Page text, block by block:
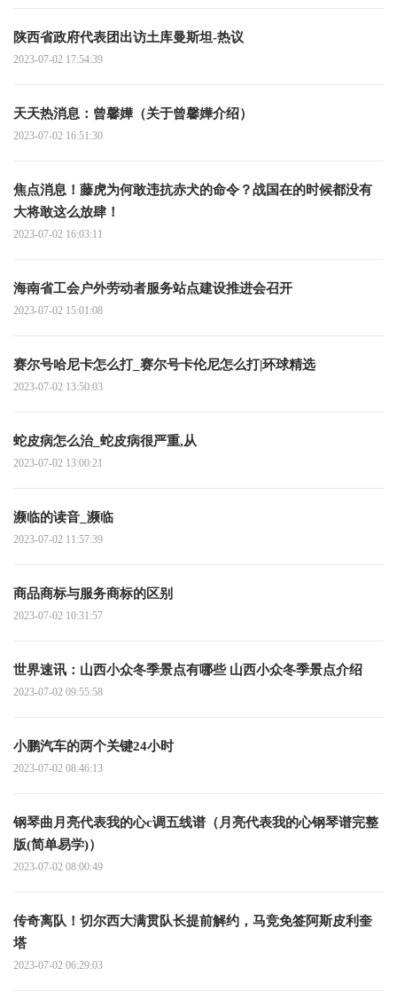
陕西省政府代表团出访土库曼斯坦-热议
2023-07-02 17:54:39
天天热消息：曾馨嬅（关于曾馨嬅介绍）
2023-07-02 16:51:30
焦点消息！藤虎为何敢违抗赤犬的命令？战国在的时候都没有
大将敢这么放肆！
2023-07-02 16:03:11
海南省工会户外劳动者服务站点建设推进会召开
2023-07-02 15:01:08
赛尔号哈尼卡怎么打_赛尔号卡伦尼怎么打|环球精选
2023-07-02 13:50:03
蛇皮病怎么治_蛇皮病很严重,从
2023-07-02 13:00:21
濒临的读音_濒临
2023-07-02 11:57:39
商品商标与服务商标的区别
2023-07-02 10:31:57
世界速讯：山西小众冬季景点有哪些 山西小众冬季景点介绍
2023-07-02 09:55:58
小鹏汽车的两个关键24小时
2023-07-02 08:46:13
钢琴曲月亮代表我的心c调五线谱（月亮代表我的心钢琴谱完整
版(简单易学)）
2023-07-02 08:00:49
传奇离队！切尔西大满贯队长提前解约，马竞免签阿斯皮利奎
塔
2023-07-02 06:29:03